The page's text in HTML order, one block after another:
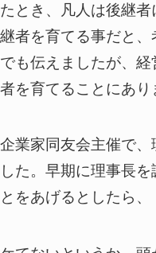
とき、凡人は後継者
者を育てる事だと、
も伝えましたが、経
を育てることにあり
業家同友会主催で、
た。早期に理事長を
をあげるとしたら、